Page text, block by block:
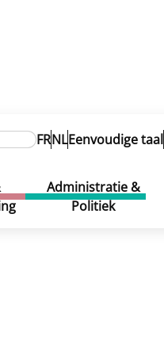
FRNLEenvoudige taal
Administratie &
Politiek